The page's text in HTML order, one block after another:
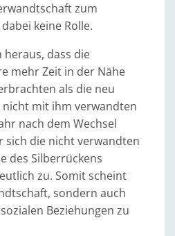
zum
keine Rolle.
dass die
mehr Zeit in der Nähe
als die neu
mit ihm verwandten
nach dem Wechsel
sich die nicht verwandten
des Silberrückens
zu. Somit scheint
sondern auch
Beziehungen zu